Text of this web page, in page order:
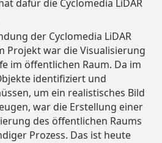
dafür die Cyclomedia LiDAR
der Cyclomedia LiDAR
Projekt war die Visualisierung
im öffentlichen Raum. Da im
identifiziert und
um ein realistisches Bild
war die Erstellung einer
des öffentlichen Raums
Prozess. Das ist heute